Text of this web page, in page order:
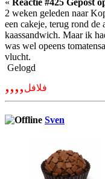
2 weken geleden naar
een cakeje, terug rond de
kaassandwich. Maar ik
was wel opeens
vlucht.
Gelogd
,,,,فلافل
Sven